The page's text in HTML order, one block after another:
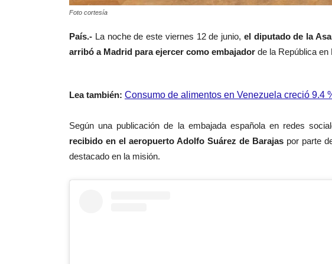
Foto cortesía
País.- La noche de este viernes 12 de junio, el diputado de la
arribó a Madrid para ejercer como embajador de la República en
Lea también: Consumo de alimentos en Venezuela creció 9.4
Según una publicación de la embajada española en redes
recibido en el aeropuerto Adolfo Suárez de Barajas por parte
destacado en la misión.